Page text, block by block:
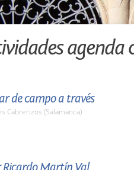
agenda
de campo a través
Cabrerizos (Salamanca)